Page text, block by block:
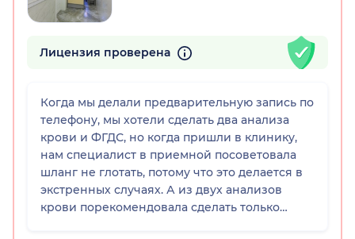
край)
Лицензия проверена
Когда мы делали предварительную запись по
телефону, мы хотели сделать два анализа
крови и ФГДС, но когда пришли в клинику,
нам специалист в приемной посоветовала
шланг не глотать, потому что это делается в
экстренных случаях. А из двух анализов
крови порекомендовала сделать только